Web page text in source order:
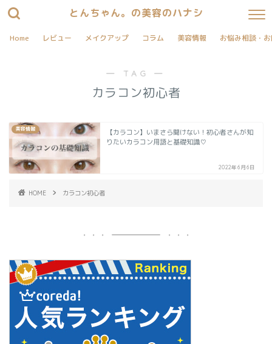
とんちゃん。の美容のハナシ
Home レビュー メイクアップ コラム 美容情報 お悩み相談・
― TAG ―
カラコン初心者
美容情報
【カラコン】いまさら聞けない！初心者さんが知
りたいカラコン用語と基礎知識♡
2022年6月6日
HOME カラコン初心者